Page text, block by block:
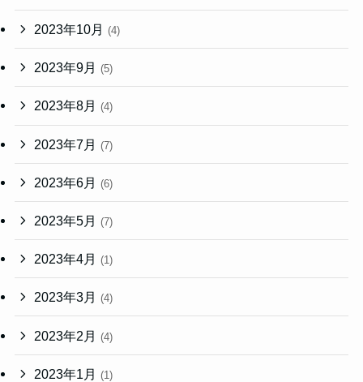
2023年10月 (4)
2023年9月 (5)
2023年8月 (4)
2023年7月 (7)
2023年6月 (6)
2023年5月 (7)
2023年4月 (1)
2023年3月 (4)
2023年2月 (4)
2023年1月 (1)